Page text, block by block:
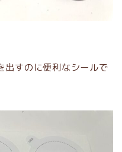
出すのに便利なシールで